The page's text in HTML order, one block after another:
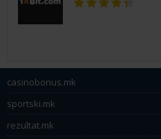
casinobonus.mk
sportski.mk
rezultat.mk